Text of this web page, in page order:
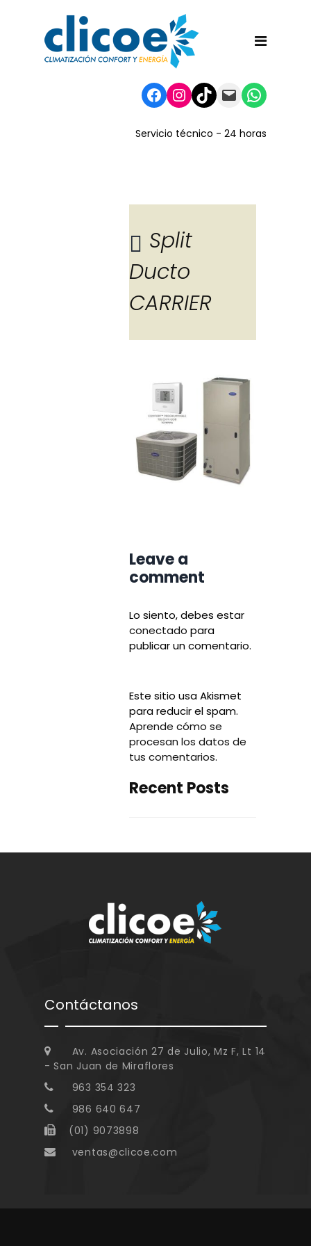
Facebook
Instagram
TikTok
Mail
Servicio técnico - 24 horas
Split
Ducto
CARRIER
Leave a
comment
Lo siento, debes estar
conectado para
publicar un comentario.
Este sitio usa Akismet
para reducir el spam.
Aprende cómo se
procesan los datos de
tus comentarios.
Recent Posts
Contáctanos
Av. Asociación 27 de Julio, Mz F, Lt 14
- San Juan de Miraflores
963 354 323
986 640 647
(01) 9073898
ventas@clicoe.com